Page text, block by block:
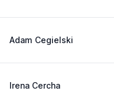
Adam Cegielski
Irena Cercha